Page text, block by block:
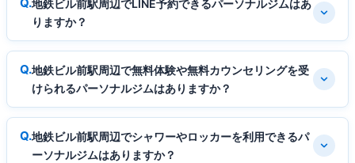
地鉄ビル前駅周辺でLINE予約できるパーソナルジムはあ
りますか？
地鉄ビル前駅周辺で無料体験や無料カウンセリングを受
けられるパーソナルジムはありますか？
地鉄ビル前駅周辺でシャワーやロッカーを利用できるパ
ーソナルジムはありますか？